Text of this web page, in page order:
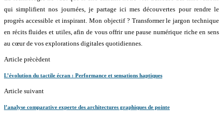
qui simplifient nos journées, je partage ici mes découvertes pour rendre le
progrès accessible et inspirant. Mon objectif ? Transformer le jargon technique
en récits fluides et utiles, afin de vous offrir une pause numérique riche en sens
au cœur de vos explorations digitales quotidiennes.
Article prècèdent
L’évolution du tactile écran : Performance et sensations haptiques
Article suivant
l’analyse comparative experte des architectures graphiques de pointe